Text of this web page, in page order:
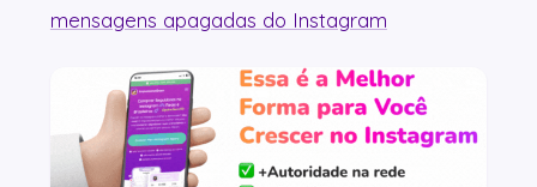
mensagens apagadas do Instagram